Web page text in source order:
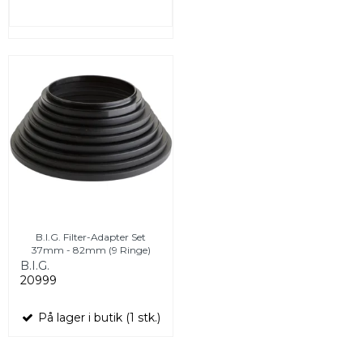
B.I.G. Filter-Adapter Set
37mm - 82mm (9 Ringe)
B.I.G.
20999
På lager i butik (1 stk.)